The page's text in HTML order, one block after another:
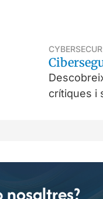
crítiques i